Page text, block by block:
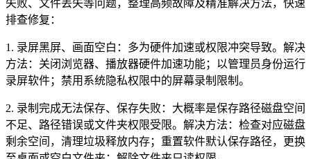
失败、文件丢失等问题，整理高频故障及精准解决方法，快速
排查修复：
1. 录屏黑屏、画面空白：多为硬件加速或权限冲突导致。解决
方法：关闭浏览器、播放器硬件加速功能；以管理员身份运行
录屏软件；禁用系统隐私权限中的屏幕录制限制。
2. 录制完成无法保存、保存失败：大概率是保存路径磁盘空间
不足、路径错误或文件夹权限受限。解决方法：检查对应磁盘
剩余空间，清理垃圾释放内存；重置软件默认保存路径，更换